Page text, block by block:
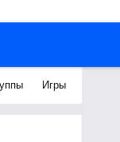
Игры